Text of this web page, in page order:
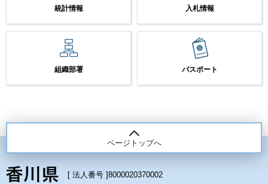
統計情報 入札情報
組織部署 パスポート
ページトップへ
[ 法人番号 ]8000020370002